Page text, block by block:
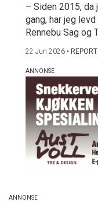
– Siden 2015,
gang, har jeg
Rennebu Sag og
22 Jun 2026 •